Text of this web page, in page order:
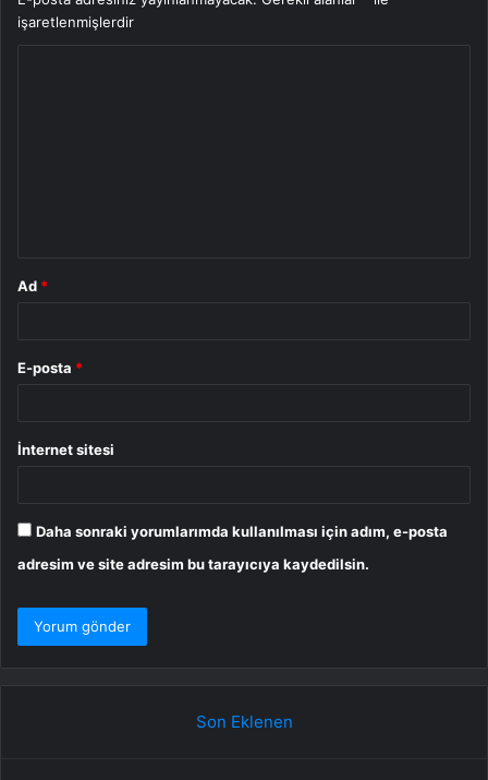
işaretlenmişlerdir
Ad *
E-posta *
İnternet sitesi
Daha sonraki yorumlarımda kullanılması için adım, e-posta
adresim ve site adresim bu tarayıcıya kaydedilsin.
Son Eklenen